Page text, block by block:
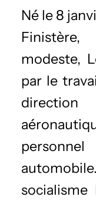
Né le 8
modeste,
par le